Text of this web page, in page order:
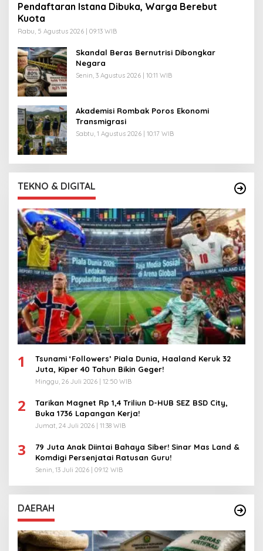
Pendaftaran Istana Dibuka, Warga Berebut
Kuota
Rabu, 5 Agustus 2026 | 09:13 WIB
Skandal Beras Bernutrisi Dibongkar
Negara
Senin, 3 Agustus 2026 | 10:11 WIB
Akademisi Rombak Poros Ekonomi
Transmigrasi
Sabtu, 1 Agustus 2026 | 10:17 WIB
TEKNO & DIGITAL
1
Tsunami ‘Followers’ Piala Dunia, Haaland Keruk 32
Juta, Kiper 40 Tahun Bikin Geger!
Minggu, 26 Juli 2026 | 12:50 WIB
2
Tarikan Magnet Rp 1,4 Triliun D-HUB SEZ BSD City,
Buka 1736 Lapangan Kerja!
Jumat, 24 Juli 2026 | 11:38 WIB
3
79 Juta Anak Diintai Bahaya Siber! Sinar Mas Land &
Komdigi Persenjatai Ratusan Guru!
Senin, 13 Juli 2026 | 09:12 WIB
DAERAH